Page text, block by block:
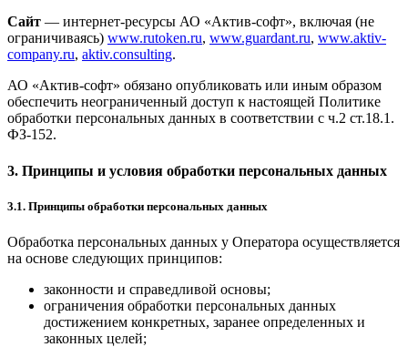
Сайт — интернет-ресурсы АО «Актив-софт», включая (не
ограничиваясь) www.rutoken.ru, www.guardant.ru, www.aktiv-
company.ru, aktiv.consulting.
АО «Актив-софт» обязано опубликовать или иным образом
обеспечить неограниченный доступ к настоящей Политике
обработки персональных данных в соответствии с ч.2 ст.18.1.
ФЗ-152.
3. Принципы и условия обработки персональных данных
3.1. Принципы обработки персональных данных
Обработка персональных данных у Оператора осуществляется
на основе следующих принципов:
законности и справедливой основы;
ограничения обработки персональных данных
достижением конкретных, заранее определенных и
законных целей;